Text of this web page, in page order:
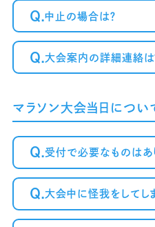
Q.中止の場合は？
Q.大会案内の詳細連絡は
マラソン大会当日につい
Q.受付で必要なものはあ
Q.大会中に怪我をしてし